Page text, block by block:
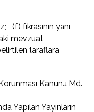
(f) fıkrasının yanı
mevzuat
taraflara
Kanunu Md.
Yapılan Yayınların